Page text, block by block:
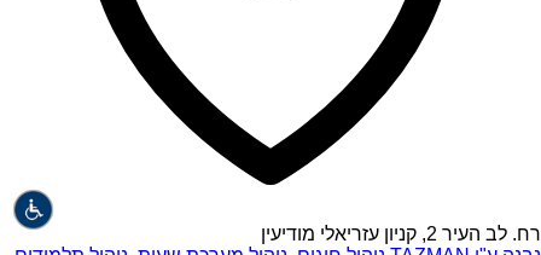
רח. לב העיר 2, קניון עזריאלי מודיעין